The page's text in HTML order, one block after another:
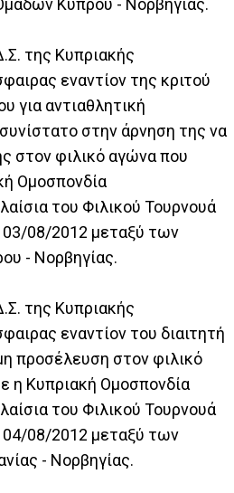
της Κυπριακής
εναντίον της κριτού
για αντιαθλητική
στην άρνηση της να
στον φιλικό αγώνα που
Ομοσπονδία
του Φιλικού Τουρνουά
08/2012 μεταξύ των
- Νορβηγίας.
της Κυπριακής
εναντίον του διαιτητή
προσέλευση στον φιλικό
η Κυπριακή Ομοσπονδία
του Φιλικού Τουρνουά
08/2012 μεταξύ των
- Νορβηγίας.